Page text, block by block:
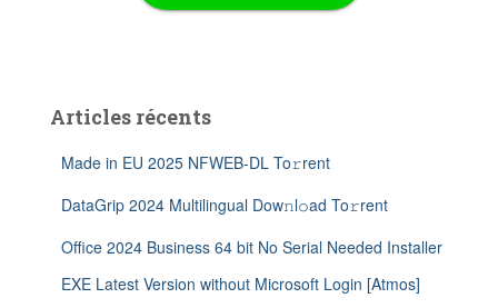
Articles récents
Made in EU 2025 NFWEB-DL To𝚛rent
DataGrip 2024 Multilingual Dow𝚗l𝚘ad To𝚛rent
Office 2024 Business 64 bit No Serial Needed Installer
EXE Latest Version without Microsoft Login [Atmos]